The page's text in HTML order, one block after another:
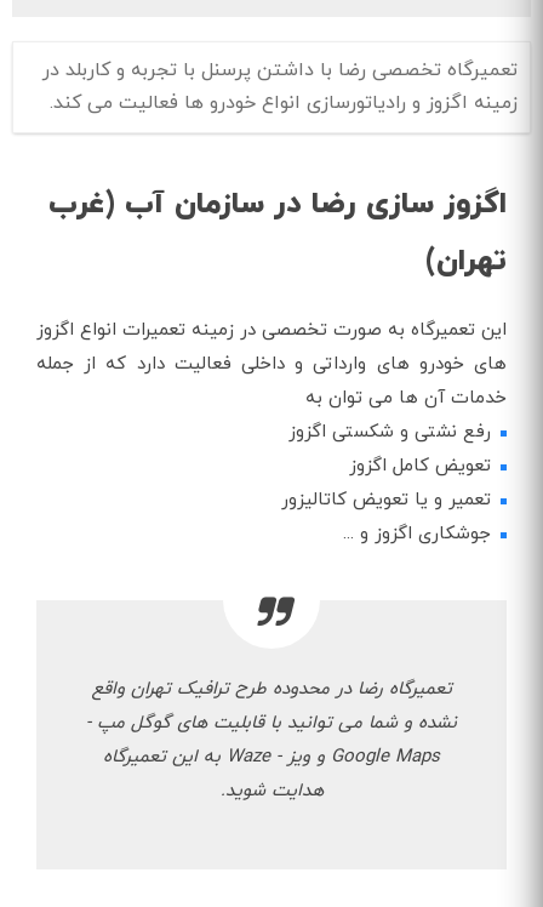
تعمیرگاه تخصصی رضا با داشتن پرسنل با تجربه و کاربلد در
زمینه اگزوز و رادیاتورسازی انواع خودرو ها فعالیت می کند.
اگزوز سازی رضا در سازمان آب (غرب
تهران)
این تعمیرگاه به صورت تخصصی در زمینه تعمیرات انواع اگزوز
های خودرو های وارداتی و داخلی فعالیت دارد که از جمله
خدمات آن ها می توان به
رفع نشتی و شکستی اگزوز
تعویض کامل اگزوز
تعمیر و یا تعویض کاتالیزور
جوشکاری اگزوز و ...
تعمیرگاه رضا در محدوده طرح ترافیک تهران واقع
نشده و شما می توانید با قابلیت های گوگل مپ -
Google Maps و ویز - Waze به این تعمیرگاه
هدایت شوید.